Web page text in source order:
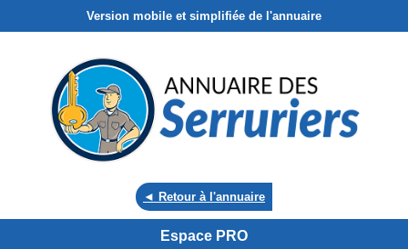
Version mobile et simplifiée de l'annuaire
◄ Retour à l'annuaire
Espace PRO